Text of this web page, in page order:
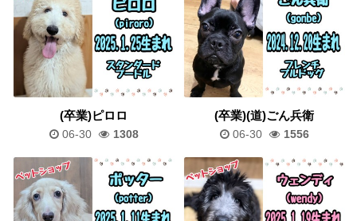
(卒業)ピロロ
06-30 1308
(卒業)(道)ごん兵衛
06-30 1556